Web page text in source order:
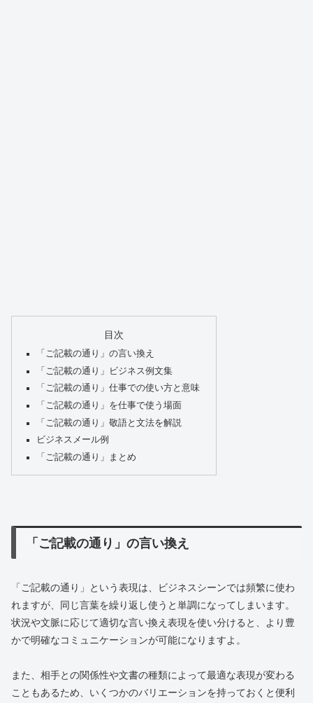
目次
「ご記載の通り」の言い換え
「ご記載の通り」ビジネス例文集
「ご記載の通り」仕事での使い方と意味
「ご記載の通り」を仕事で使う場面
「ご記載の通り」敬語と文法を解説
ビジネスメール例
「ご記載の通り」まとめ
「ご記載の通り」の言い換え
「ご記載の通り」という表現は、ビジネスシーンでは頻繁に使わ
れますが、同じ言葉を繰り返し使うと単調になってしまいます。
状況や文脈に応じて適切な言い換え表現を使い分けると、より豊
かで明確なコミュニケーションが可能になりますよ。
また、相手との関係性や文書の種類によって最適な表現が変わる
こともあるため、いくつかのバリエーションを持っておくと便利